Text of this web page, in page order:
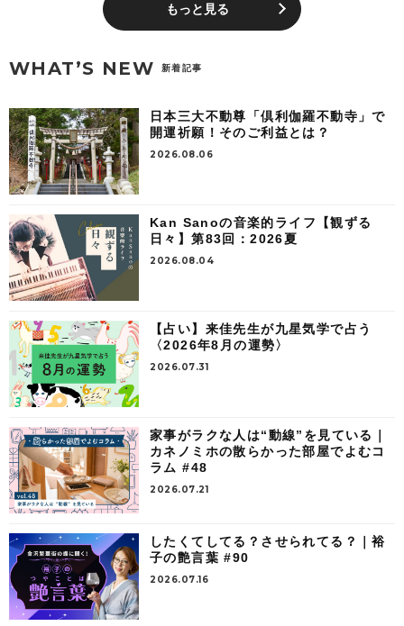
もっと見る
WHAT’S NEW 新着記事
日本三大不動尊「倶利伽羅不動寺」で
開運祈願！そのご利益とは？
2026.08.06
Kan Sanoの音楽的ライフ【観ずる
日々】第83回：2026夏
2026.08.04
【占い】来佳先生が九星気学で占う
〈2026年8月の運勢〉
2026.07.31
家事がラクな人は“動線”を見ている｜
カネノミホの散らかった部屋でよむコ
ラム #48
2026.07.21
したくてしてる？させられてる？｜裕
子の艶言葉 #90
2026.07.16